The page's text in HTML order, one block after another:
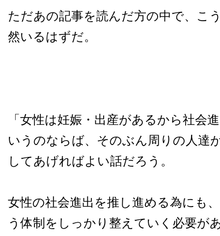
ただあの記事を読んだ方の中で、こ
然いるはずだ。
「女性は妊娠・出産があるから社会
いうのならば、そのぶん周りの人達
してあげればよい話だろう。
女性の社会進出を推し進める為にも
う体制をしっかり整えていく必要が